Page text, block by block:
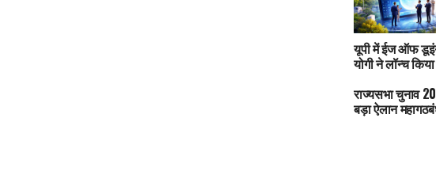
यूपी में ईज ऑफ
योगी ने लॉन्च
राज्यसभा चुनाव
बड़ा ऐलान